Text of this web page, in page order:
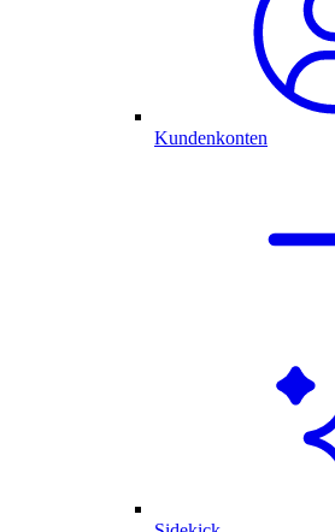
Kundenkonten